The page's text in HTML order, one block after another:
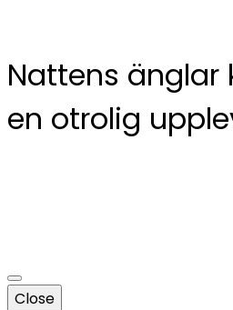
Nattens änglar
en otrolig
Close